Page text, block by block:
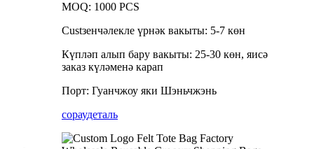
MOQ: 1000 PCS
Custзенчәлекле үрнәк вакыты: 5-7 көн
Күпләп алып бару вакыты: 25-30 көн, яисә
заказ күләменә карап
Порт: Гуанчжоу яки Шэньчжэнь
сораудеталь